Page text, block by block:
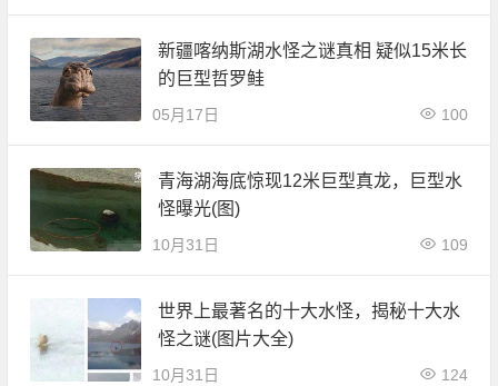
新疆喀纳斯湖水怪之谜真相 疑似15米长
的巨型哲罗鲑
05月17日 100
青海湖海底惊现12米巨型真龙，巨型水
怪曝光(图)
10月31日 109
世界上最著名的十大水怪，揭秘十大水
怪之谜(图片大全)
10月31日 124